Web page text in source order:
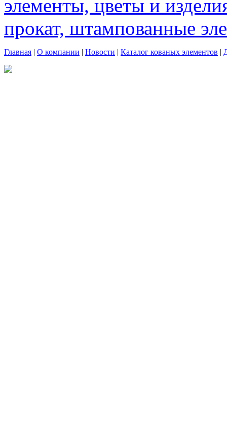
элементы, цветы и
прокат, штампованные
Главная | О компании | Новости | Каталог кованых элементов |